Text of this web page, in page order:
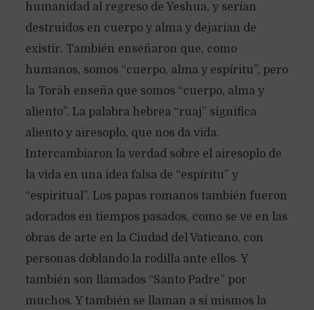
humanidad al regreso de Yeshua, y serían
destruidos en cuerpo y alma y dejarían de
existir. También enseñaron que, como
humanos, somos “cuerpo, alma y espíritu”, pero
la Toráh enseña que somos “cuerpo, alma y
aliento”. La palabra hebrea “ruaj” significa
aliento y airesoplo, que nos da vida.
Intercambiaron la verdad sobre el airesoplo de
la vida en una idea falsa de “espíritu” y
“espiritual”. Los papas romanos también fueron
adorados en tiempos pasados, como se ve en las
obras de arte en la Ciudad del Vaticano, con
personas doblando la rodilla ante ellos. Y
también son llamados “Santo Padre” por
muchos. Y también se llaman a sí mismos la